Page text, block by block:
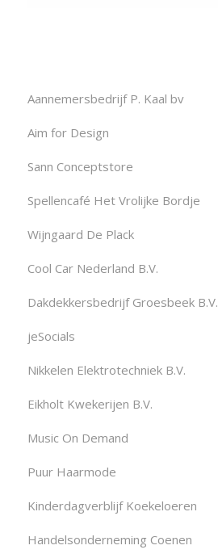
Aannemersbedrijf P. Kaal bv
Aim for Design
Sann Conceptstore
Spellencafé Het Vrolijke Bordje
Wijngaard De Plack
Cool Car Nederland B.V.
Dakdekkersbedrijf Groesbeek B.V.
jeSocials
Nikkelen Elektrotechniek B.V.
Eikholt Kwekerijen B.V.
Music On Demand
Puur Haarmode
Kinderdagverblijf Koekeloeren
Handelsonderneming Coenen